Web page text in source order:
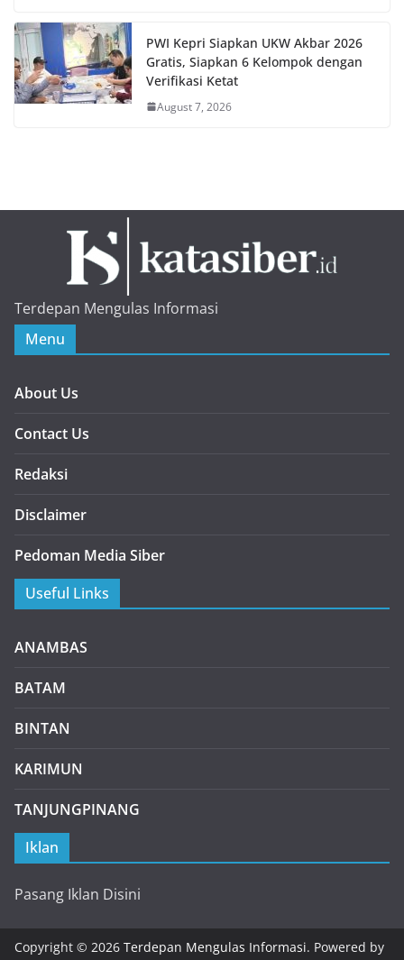
PWI Kepri Siapkan UKW Akbar 2026
Gratis, Siapkan 6 Kelompok dengan
Verifikasi Ketat
August 7, 2026
Terdepan Mengulas Informasi
Menu
About Us
Contact Us
Redaksi
Disclaimer
Pedoman Media Siber
Useful Links
ANAMBAS
BATAM
BINTAN
KARIMUN
TANJUNGPINANG
Iklan
Pasang Iklan Disini
Copyright © 2026 Terdepan Mengulas Informasi. Powered by